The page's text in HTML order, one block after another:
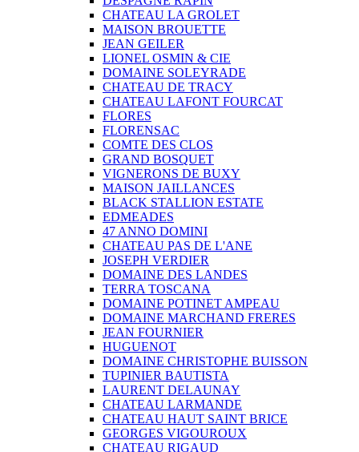
CHATEAU LA GROLET
MAISON BROUETTE
JEAN GEILER
LIONEL OSMIN & CIE
DOMAINE SOLEYRADE
CHATEAU DE TRACY
CHATEAU LAFONT FOURCAT
FLORES
FLORENSAC
COMTE DES CLOS
GRAND BOSQUET
VIGNERONS DE BUXY
MAISON JAILLANCES
BLACK STALLION ESTATE
EDMEADES
47 ANNO DOMINI
CHATEAU PAS DE L'ANE
JOSEPH VERDIER
DOMAINE DES LANDES
TERRA TOSCANA
DOMAINE POTINET AMPEAU
DOMAINE MARCHAND FRERES
JEAN FOURNIER
HUGUENOT
DOMAINE CHRISTOPHE BUISSON
TUPINIER BAUTISTA
LAURENT DELAUNAY
CHATEAU LARMANDE
CHATEAU HAUT SAINT BRICE
GEORGES VIGOUROUX
CHATEAU RIGAUD